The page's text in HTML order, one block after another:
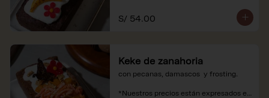
soles e incluyen impuestos de ley y
recargo al consumo.
S/ 54.00
Keke de zanahoria
con pecanas, damascos  y frosting.
*Nuestros precios están expresados en